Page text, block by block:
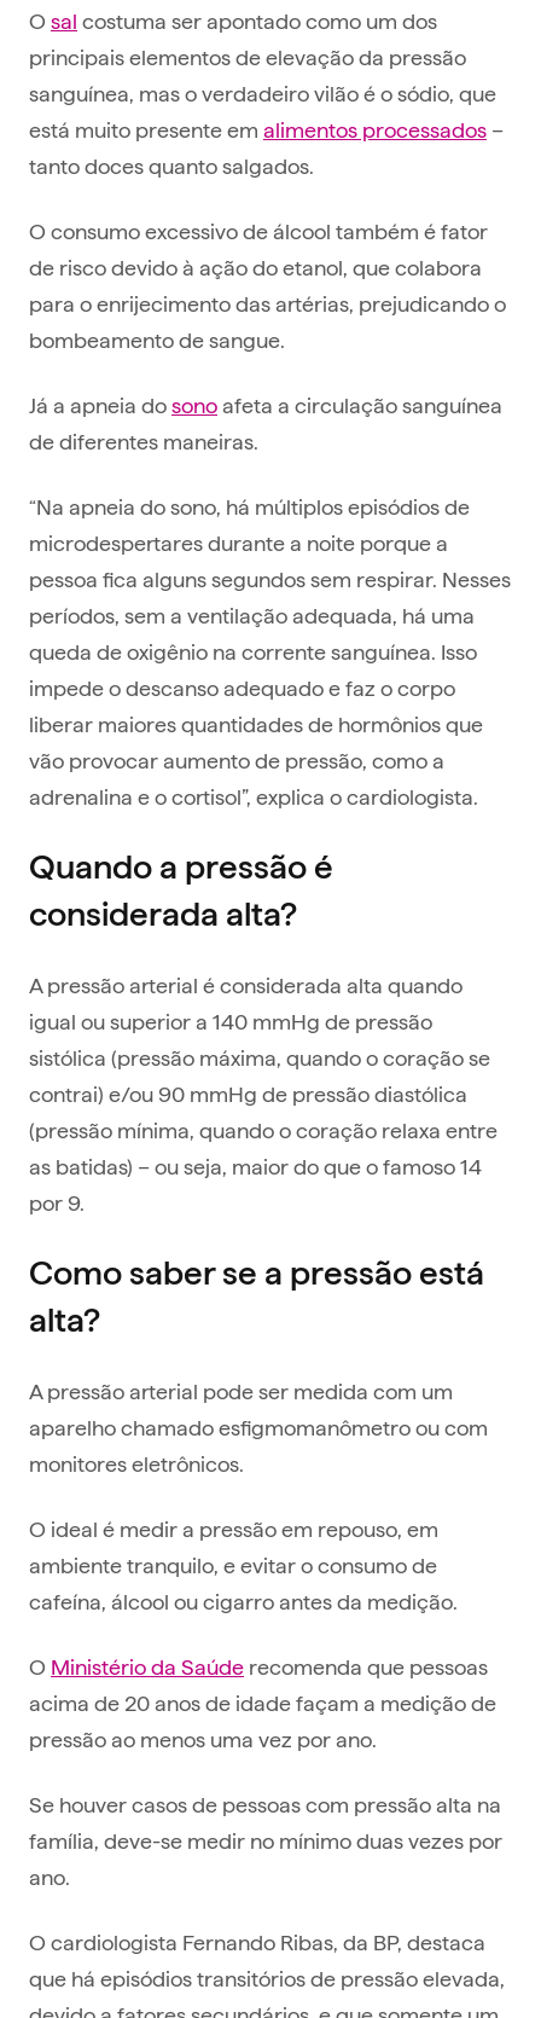
O sal costuma ser apontado como um dos
principais elementos de elevação da pressão
sanguínea, mas o verdadeiro vilão é o sódio, que
está muito presente em alimentos processados –
tanto doces quanto salgados.
O consumo excessivo de álcool também é fator
de risco devido à ação do etanol, que colabora
para o enrijecimento das artérias, prejudicando o
bombeamento de sangue.
Já a apneia dosonoafeta a circulação sanguínea
de diferentes maneiras.
“Na apneia do sono, há múltiplos episódios de
microdespertares durante a noite porque a
pessoa fica alguns segundos sem respirar. Nesses
períodos, sem a ventilação adequada, há uma
queda de oxigênio na corrente sanguínea. Isso
impede o descanso adequado e faz o corpo
liberar maiores quantidades de hormônios que
vão provocar aumento de pressão, como a
adrenalina e o cortisol”, explica o cardiologista.
Quando a pressão é
considerada alta?
A pressão arterial é considerada alta quando
igual ou superior a 140 mmHg de pressão
sistólica (pressão máxima, quando o coração se
contrai) e/ou 90 mmHg de pressão diastólica
(pressão mínima, quando o coração relaxa entre
as batidas) – ou seja, maior do que o famoso 14
por 9.
Como saber se a pressão está
alta?
A pressão arterial pode ser medida com um
aparelho chamado esfigmomanômetro ou com
monitores eletrônicos.
O ideal é medir a pressão em repouso, em
ambiente tranquilo, e evitar o consumo de
cafeína, álcool ou cigarro antes da medição.
O Ministério da Saúde recomenda que pessoas
acima de 20 anos de idade façam a medição de
pressão ao menos uma vez por ano.
Se houver casos de pessoas com pressão alta na
família, deve-se medir no mínimo duas vezes por
ano.
O cardiologista Fernando Ribas, da BP, destaca
que há episódios transitórios de pressão elevada,